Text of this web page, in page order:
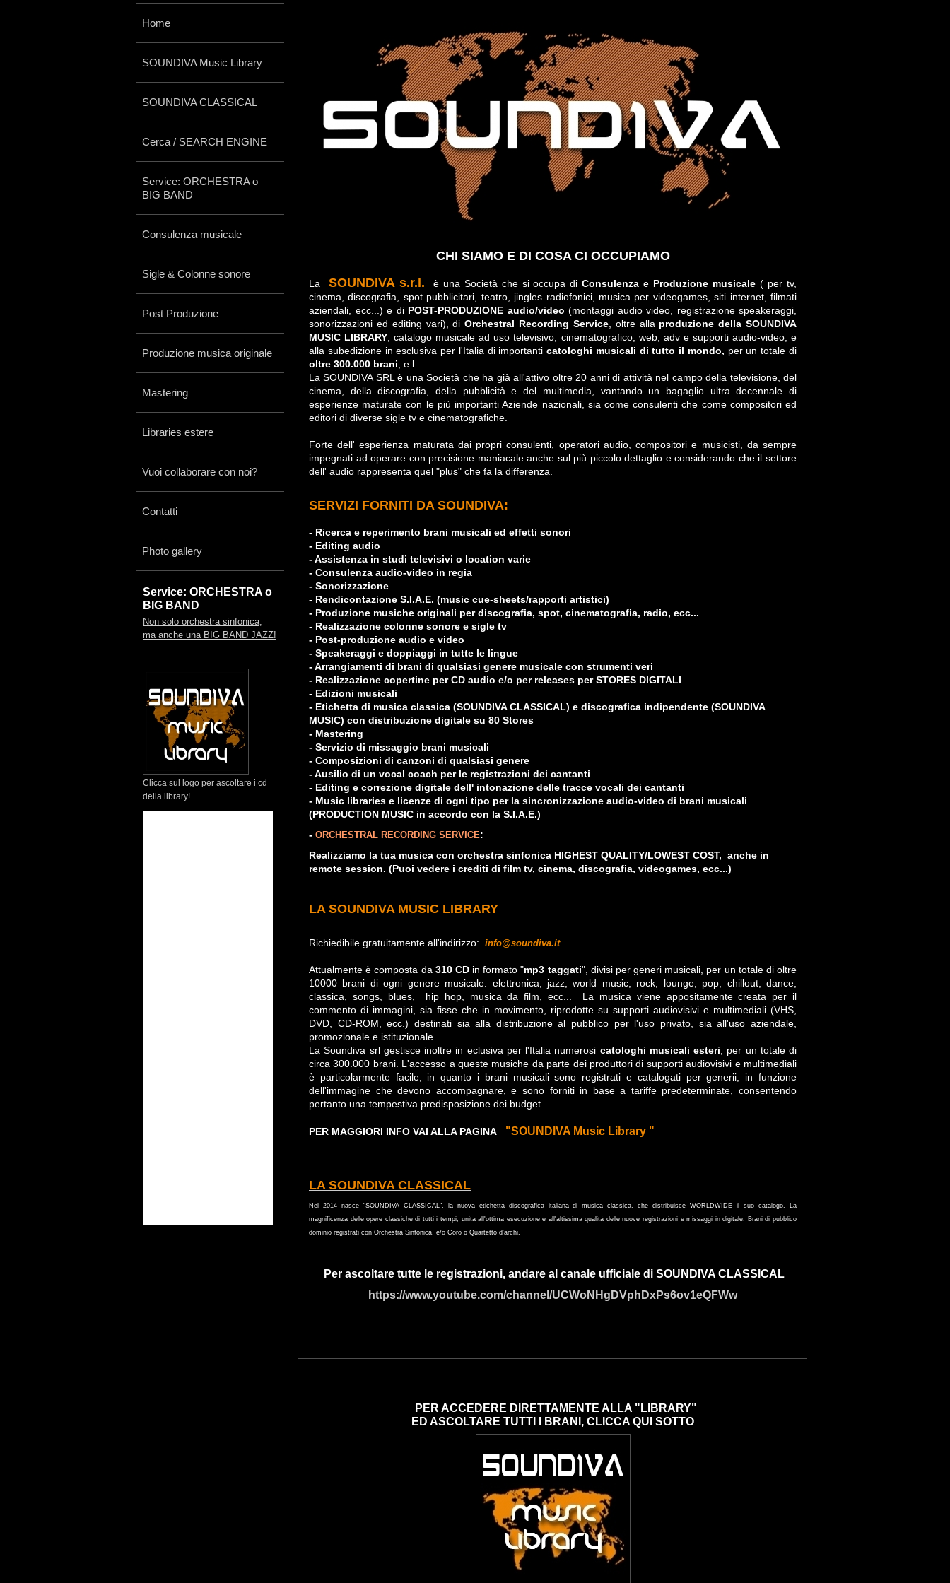
CHI SIAMO E DI COSA CI OCCUPIAMO
La SOUNDIVA s.r.l. è una Società che si occupa diConsulenza e Produzione musicale ( per tv,
cinema, discografia, spot pubblicitari, teatro, jingles radiofonici, musica per videogames, siti internet, filmati
aziendali, ecc...) e di POST-PRODUZIONE audio/video (montaggi audio video, registrazione speakeraggi,
sonorizzazioni ed editing vari), diOrchestral Recording Service, oltre alla produzione della SOUNDIVA
MUSIC LIBRARY , catalogo musicale ad uso televisivo, cinematografico, web, adv e supporti audio-video, e
alla subedizione in esclusiva per l'Italia di importanticatologhi musicali di tutto il mondo, per un totale di
oltre 300.000 brani , e l
La SOUNDIVA SRL è una Società che ha già all'attivo oltre 20 anni di attività nel campo della televisione, del
cinema, della discografia, della pubblicità e del multimedia, vantando un bagaglio ultra decennale di
esperienze maturate con le più importanti Aziende nazionali, sia come consulenti che come compositori ed
editori di diverse sigle tv e cinematografiche.
Forte dell' esperienza maturata dai propri consulenti, operatori audio, compositori e musicisti, da sempre
impegnati ad operare con precisione maniacale anche sul più piccolo dettaglio e considerando che il settore
dell' audio rappresenta quel "plus" che fa la differenza.
SERVIZI FORNITI DA SOUNDIVA:
- Ricerca e reperimento brani musicali ed effetti sonori
- Editing audio
- Assistenza in studi televisivi o location varie
- Consulenza audio-video in regia
- Sonorizzazione
- Rendicontazione S.I.A.E. (music cue-sheets/rapporti artistici)
- Produzione musiche originali per discografia, spot, cinematografia, radio, ecc...
- Realizzazione colonne sonore e sigle tv
- Post-produzione audio e video
- Speakeraggi e doppiaggi in tutte le lingue
- Arrangiamenti di brani di qualsiasi genere musicale con strumenti veri
- Realizzazione copertine per CD audio e/o per releases per STORES DIGITALI
- Edizioni musicali
- Etichetta di musica classica (SOUNDIVA CLASSICAL) e discografica indipendente (SOUNDIVA
MUSIC) con distribuzione digitale su 80 Stores
- Mastering
- Servizio di missaggio brani musicali
- Composizioni di canzoni di qualsiasi genere
- Ausilio di un vocal coach per le registrazioni dei cantanti
- Editing e correzione digitale dell' intonazione delle tracce vocali dei cantanti
- Music libraries e licenze di ogni tipo per la sincronizzazione audio-video di brani musicali
(PRODUCTION MUSIC in accordo con la S.I.A.E.)
- ORCHESTRAL RECORDING SERVICE:
Realizziamo la tua musica con orchestra sinfonica HIGHEST QUALITY/LOWEST COST, anche in
remote session. (Puoi vedere i crediti di film tv, cinema, discografia, videogames, ecc...)
LA SOUNDIVA MUSIC LIBRARY
Richiedibile gratuitamente all'indirizzo: info@soundiva.it
Attualmente è composta da 310 CDin formato "mp3 taggati", divisi per generi musicali, per un totale di oltre
10000 brani di ogni genere musicale: elettronica, jazz, world music, rock, lounge, pop, chillout, dance,
classica, songs, blues, hip hop, musica da film, ecc... La musica viene appositamente creata per il
commento di immagini, sia fisse che in movimento, riprodotte su supporti audiovisivi e multimediali (VHS,
DVD, CD-ROM, ecc.) destinati sia alla distribuzione al pubblico per l'uso privato, sia all'uso aziendale,
promozionale e istituzionale.
La Soundiva srl gestisce inoltre in eclusiva per l'Italia numerosi catologhi musicali esteri , per un totale di
circa 300.000 brani. L'accesso a queste musiche da parte dei produttori di supporti audiovisivi e multimediali
è particolarmente facile, in quanto i brani musicali sono registrati e catalogati per generii, in funzione
dell'immagine che devono accompagnare, e sono forniti in base a tariffe predeterminate, consentendo
pertanto una tempestiva predisposizione dei budget.
PER MAGGIORI INFO VAI ALLA PAGINA "SOUNDIVA Music Library "
LA SOUNDIVA CLASSICAL
Nel 2014 nasce "SOUNDIVA CLASSICAL", la nuova etichetta discografica italiana di musica classica, che distribuisce WORLDWIDE il suo catalogo. La
magnificenza delle opere classiche di tutti i tempi, unita all'ottima esecuzione e all'altissima qualità delle nuove registrazioni e missaggi in digitale. Brani di pubblico
dominio registrati con Orchestra Sinfonica, e/o Coro o Quartetto d'archi.
Per ascoltare tutte le registrazioni, andare al canale ufficiale di SOUNDIVA CLASSICAL
https://www.youtube.com/channel/UCWoNHgDVphDxPs6ov1eQFWw
PER ACCEDERE DIRETTAMENTE ALLA "LIBRARY"
ED ASCOLTARE TUTTI I BRANI, CLICCA QUI SOTTO
Home
SOUNDIVA Music Library
SOUNDIVA CLASSICAL
Cerca / SEARCH ENGINE
Service: ORCHESTRA o
BIG BAND
Consulenza musicale
Sigle & Colonne sonore
Post Produzione
Produzione musica originale
Mastering
Libraries estere
Vuoi collaborare con noi?
Contatti
Photo gallery
Service: ORCHESTRA o
BIG BAND
Non solo orchestra sinfonica,
ma anche una BIG BAND JAZZ!
Clicca sul logo per ascoltare i cd
della library!